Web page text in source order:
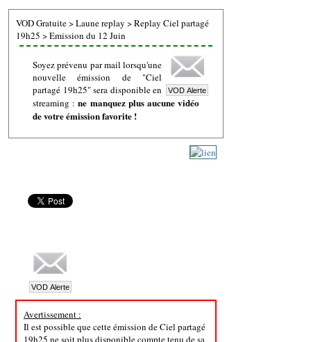
VOD Gratuite>Laune replay >Replay Ciel partagé
19h25 >Emission du 12 Juin
Soyez prévenu par mail lorsqu'une
nouvelle émission de "Ciel
partagé 19h25" sera disponible en
streaming :ne manquez plus aucune vidéo
de votre émission favorite !
Avertissement :
Il est possible que cette émission de Ciel partagé
19h25 ne soit plus disponible compte tenu de sa